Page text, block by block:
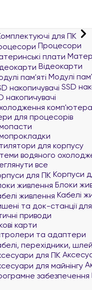
для ПК
Процесори
Відеокарти
Модулі
SSD
накопичувачі
для процесорів
для корпусу
водяного
все
Корпуси
Блоки
Кабелі
приводи
карти
та адаптери